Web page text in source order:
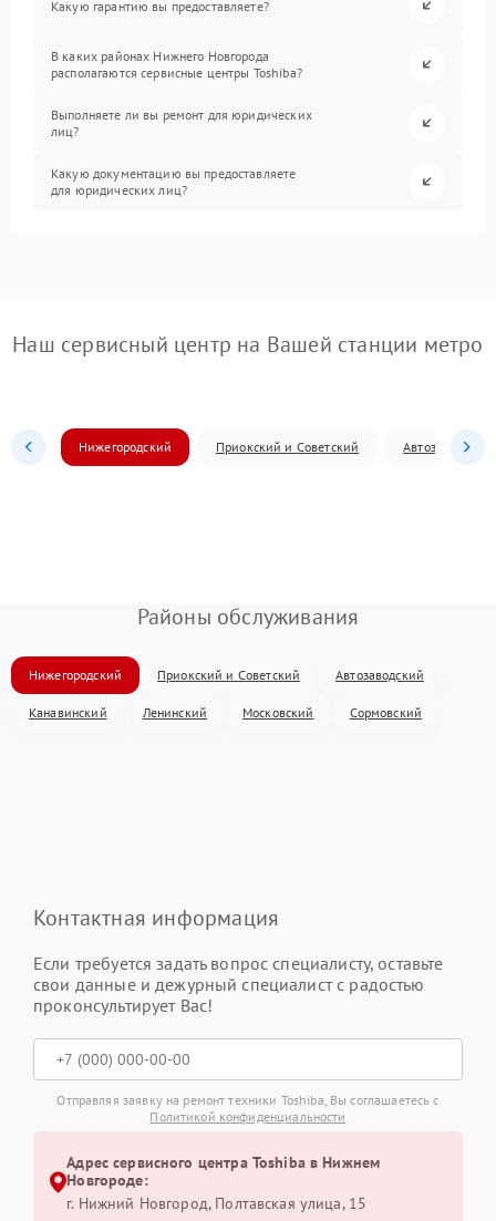
Какую гарантию вы предоставляете?
В каких районах Нижнего Новгорода
располагаются сервисные центры Toshiba?
Выполняете ли вы ремонт для юридических
лиц?
Какую документацию вы предоставляете
для юридических лиц?
Наш сервисный центр на Вашей станции метро
Нижегородский Приокский и Советский Автозаводский
Районы обслуживания
Нижегородский Приокский и Советский Автозаводский
Канавинский Ленинский Московский Сормовский
Контактная информация
Если требуется задать вопрос специалисту, оставьте
свои данные и дежурный специалист с радостью
проконсультирует Вас!
Отправляя заявку на ремонт техники Toshiba, Вы соглашаетесь с
Политикой конфиденциальности
Адрес сервисного центра Toshiba в Нижнем
Новгороде:
г. Нижний Новгород, Полтавская улица, 15